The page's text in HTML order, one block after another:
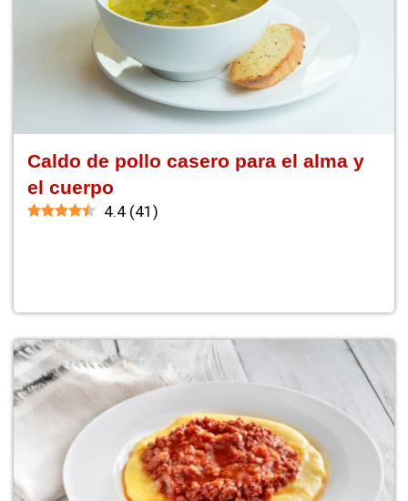
Caldo de pollo casero para el alma y
el cuerpo
4.4 (41 )